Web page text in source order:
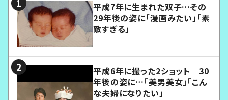
平成7年に生まれた双子…その
29年後の姿に「漫画みたい」「素
敵すぎる」
平成6年に撮った2ショット 30
年後の姿に…「美男美女」「こん
な夫婦になりたい」